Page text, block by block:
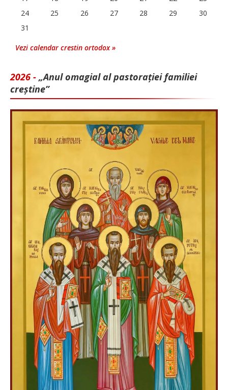
24
25 26 27 28 29
30
31
Vezi calendar crestin ortodox »
2026 - „Anul omagial al pastorației familiei
creștine”